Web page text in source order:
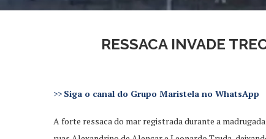
RESSACA INVADE
>> Siga o canal do Grupo Maristela no WhatsApp
A forte ressaca do mar registrada durante a